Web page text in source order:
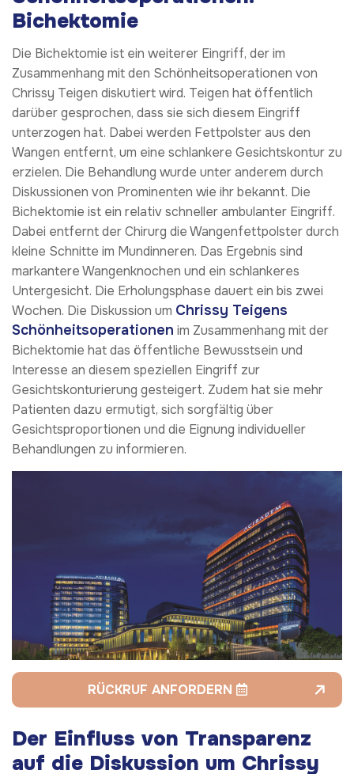
Bichektomie
Die Bichektomie ist ein weiterer Eingriff, der im
Zusammenhang mit den Schönheitsoperationen von
Chrissy Teigen diskutiert wird. Teigen hat öffentlich
darüber gesprochen, dass sie sich diesem Eingriff
unterzogen hat. Dabei werden Fettpolster aus den
Wangen entfernt, um eine schlankere Gesichtskontur zu
erzielen. Die Behandlung wurde unter anderem durch
Diskussionen von Prominenten wie ihr bekannt. Die
Bichektomie ist ein relativ schneller ambulanter Eingriff.
Dabei entfernt der Chirurg die Wangenfettpolster durch
kleine Schnitte im Mundinneren. Das Ergebnis sind
markantere Wangenknochen und ein schlankeres
Untergesicht. Die Erholungsphase dauert ein bis zwei
Wochen. Die Diskussion um Chrissy Teigens
Schönheitsoperationen im Zusammenhang mit der
Bichektomie hat das öffentliche Bewusstsein und
Interesse an diesem speziellen Eingriff zur
Gesichtskonturierung gesteigert. Zudem hat sie mehr
Patienten dazu ermutigt, sich sorgfältig über
Gesichtsproportionen und die Eignung individueller
Behandlungen zu informieren.
RÜCKRUF ANFORDERN
Der Einfluss von Transparenz
auf die Diskussion um Chrissy